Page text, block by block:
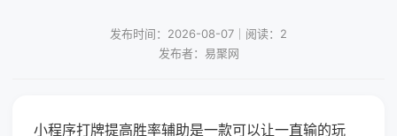
发布时间：2026-08-07｜阅读：2
发布者：易聚网
小程序打牌提高胜率辅助是一款可以让一直输的玩